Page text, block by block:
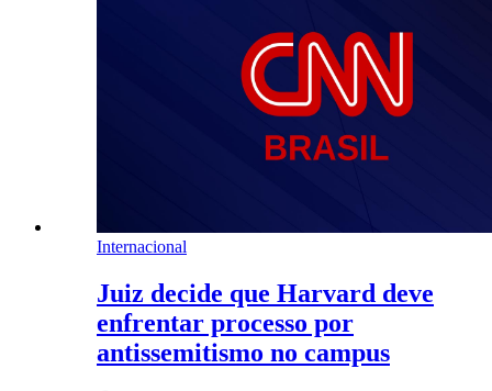
Internacional
Juiz decide que Harvard deve
enfrentar processo por
antissemitismo no campus